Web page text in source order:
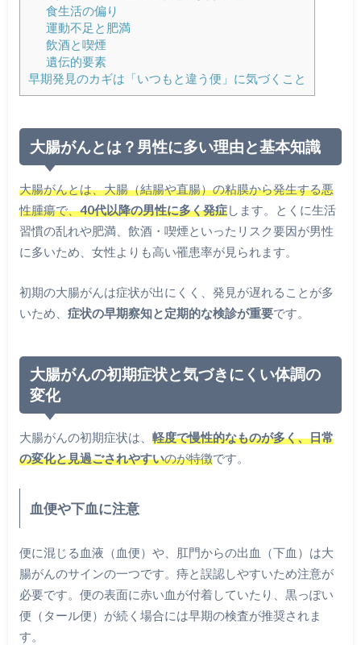
食生活の偏り
運動不足と肥満
飲酒と喫煙
遺伝的要素
早期発見のカギは「いつもと違う便」に気づくこと
大腸がんとは？男性に多い理由と基本知識
大腸がんとは、大腸（結腸や直腸）の粘膜から発生する悪
性腫瘍で、40代以降の男性に多く発症します。とくに生活
習慣の乱れや肥満、飲酒・喫煙といったリスク要因が男性
に多いため、女性よりも高い罹患率が見られます。
初期の大腸がんは症状が出にくく、発見が遅れることが多
いため、 症状の早期察知と定期的な検診が重要です。
大腸がんの初期症状と気づきにくい体調の
変化
大腸がんの初期症状は、 軽度で慢性的なものが多く、日常
の変化と見過ごされやすいのが特徴です。
血便や下血に注意
便に混じる血液（血便）や、肛門からの出血（下血）は大
腸がんのサインの一つです。痔と誤認しやすいため注意が
必要です。便の表面に赤い血が付着していたり、黒っぽい
便（タール便）が続く場合には早期の検査が推奨されま
す。